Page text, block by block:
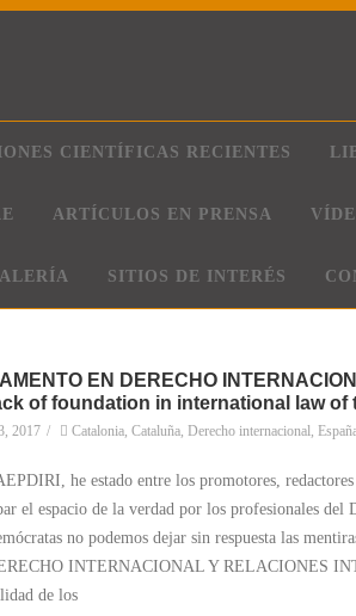
CIENTÍFICAS RECIENTES
ARTÍCULOS EN PRENSA
SITIOS DE INTERÉS
EN DERECHO
of foundation in international law
2017 / Catalonia Cataluña Derecho internacional
he estado entre los promotores,
el espacio de la verdad por los profesionales del
no podemos dejar sin respuesta las
INTERNACIONAL Y RELACIONES
de los